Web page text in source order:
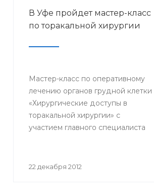
В Уфе пройдет мастер-класс
по торакальной хирургии
Мастер-класс по оперативному
лечению органов грудной клетки
«Хирургические доступы в
торакальной хирургии» с
участием главного специалиста
профессора Петра Яблонского
22 декабря 2012